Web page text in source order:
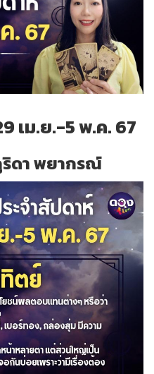
เม.ย.-5 พ.ค. 67
ดา พยากรณ์